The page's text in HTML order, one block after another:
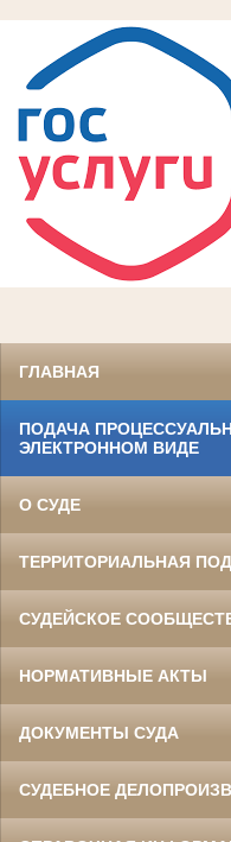
ГЛАВНАЯ
ПОДАЧА
ЭЛЕКТРОННОМ ВИДЕ
О СУДЕ
ТЕРРИТОРИАЛЬНАЯ
СУДЕЙСКОЕ
НОРМАТИВНЫЕ АКТЫ
ДОКУМЕНТЫ СУДА
СУДЕБНОЕ